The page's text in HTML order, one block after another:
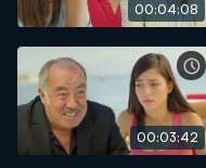
00:04:08
00:03:42